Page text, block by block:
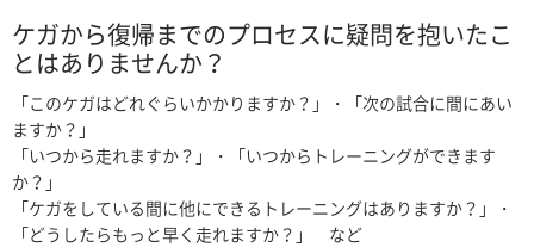
ケガから復帰までのプロセスに疑問を抱いたこ
とはありませんか？
「このケガはどれぐらいかかりますか？」・「次の試合に間にあい
ますか？」
「いつから走れますか？」・「いつからトレーニングができます
か？」
「ケガをしている間に他にできるトレーニングはありますか？」・
「どうしたらもっと早く走れますか？」 など